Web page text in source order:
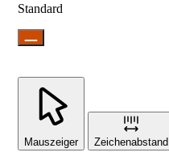
Standard
Mauszeiger Zeichenabstand